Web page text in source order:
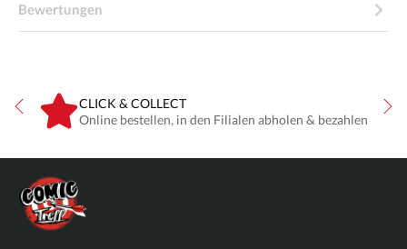
Bewertungen
CLICK & COLLECT
Online bestellen, in den Filialen abholen & bezahlen